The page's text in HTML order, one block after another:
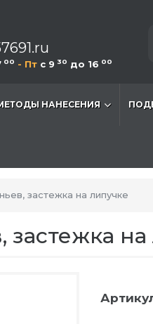
00 - Пт c 9 30 до 16 00
НАНЕСЕНИЯ
застежка на липучке
застежка